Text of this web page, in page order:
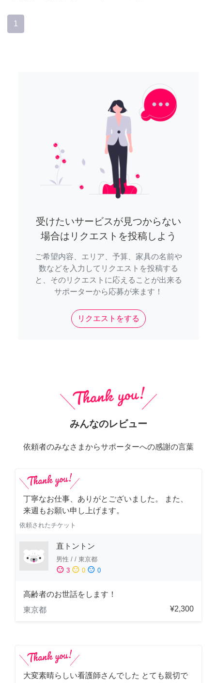
1
受けたいサービスが見つからない
場合はリクエストを投稿しよう
ご希望内容、エリア、予算、家具の名前や
数などを入力してリクエストを投稿する
と、そのリクエストに応えることが出来る
サポーターから応募が来ます！
リクエストをする
みんなのレビュー
依頼者のみなさまからサポーターへの感謝の言葉
丁寧なお仕事、ありがとございました。 また、
来週もお願い申し上げます。
依頼されたチケット
直トントン
男性 / / 東京都
sentiment_satisfied 3 sentiment_neutral 0 sentiment_dissatisfied 0
高齢者のお世話をします！
東京都
¥2,300
大変素晴らしい看護師さんでした とても親切で